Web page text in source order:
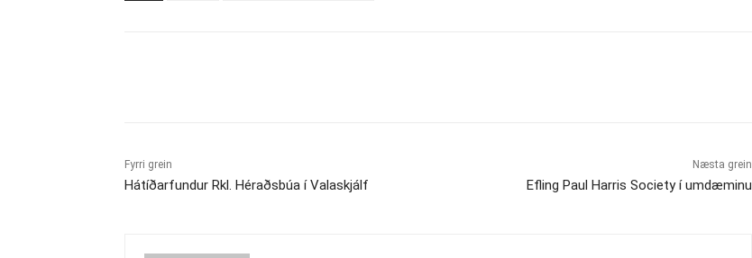
Fyrri grein
Hátíðarfundur Rkl. Héraðsbúa í Valaskjálf
Næsta grein
Efling Paul Harris Society í umdæminu